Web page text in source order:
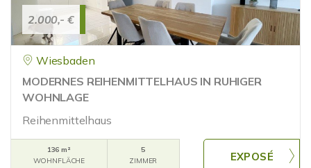
2.000,- €
Wiesbaden
MODERNES REIHENMITTELHAUS IN RUHIGER
WOHNLAGE
Reihenmittelhaus
136 m²
WOHNFLÄCHE
5
ZIMMER